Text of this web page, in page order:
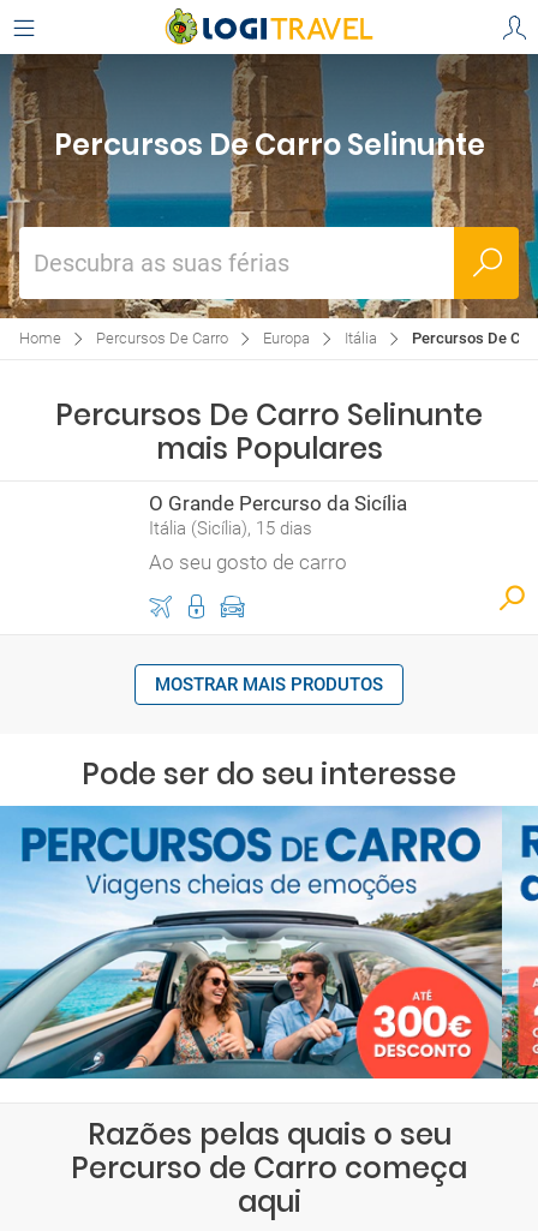
Percursos De Carro Selinunte
Descubra as suas férias
Home Percursos De Carro Europa Itália Percursos De
Percursos De Carro Selinunte
mais Populares
O Grande Percurso da Sicília
Itália (Sicília), 15 dias
Ao seu gosto de carro
MOSTRAR MAIS PRODUTOS
Pode ser do seu interesse
Razões pelas quais o seu
Percurso de Carro começa
aqui